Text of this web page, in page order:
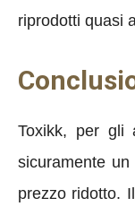
riprodotti quasi
Toxikk, per gli
sicuramente
prezzo ridotto.